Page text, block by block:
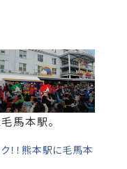
馬本駅。
！！熊本駅に毛馬本